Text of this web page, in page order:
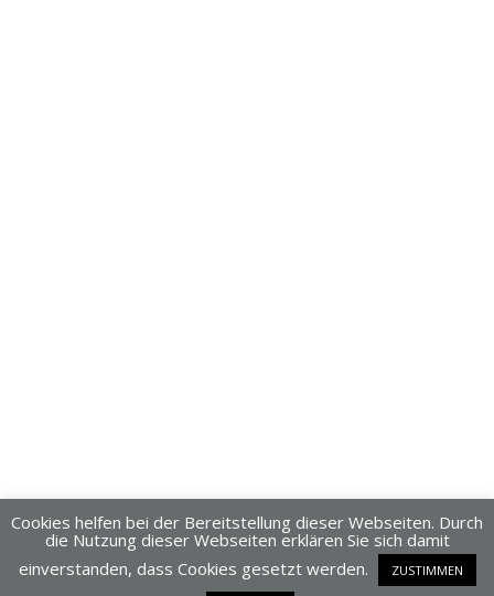
Cookies helfen bei der Bereitstellung dieser Webseiten. Durch
die Nutzung dieser Webseiten erklären Sie sich damit
einverstanden, dass Cookies gesetzt werden.
ZUSTIMMEN